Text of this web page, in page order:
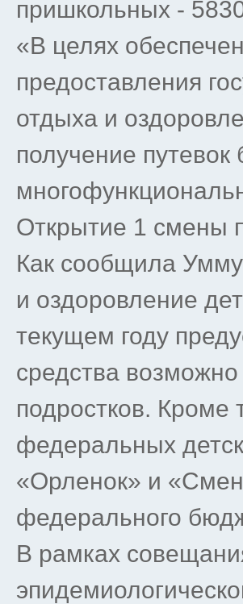
пришкольных -
«В целях
предоставления
отдыха и
получение путевок
Открытие 1 смены
Как сообщила
и оздоровление
текущем году
средства
подростков. Кроме
федеральных
«Орленок» и
федерального
В рамках